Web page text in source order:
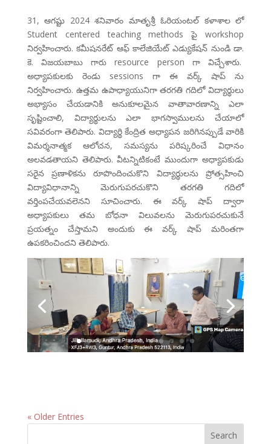
31, ఆగష్టు 2024 శనివారం మాతృశ్రీ ఓరియంటల్ కళాశాల లో
Student centered teaching methods పై workshop
నిర్వహించారు. కమీషనరేట్ ఆఫ్ కాలేజియేట్ ఎడ్యుకేషన్ నుండి డా.
కె. విజయబాబు గారు resource person గా విచ్చేశారు.
అధ్యాపకులకు రెండు sessions గా ఈ వర్క్ షాప్ ను
నిర్వహించారు. ఉత్తమ ఉపాధ్యాయునిగా తరగతి గదిలో విద్యార్థులు
అభ్యాసం చేయడానికి అనుకూలమైన వాతావారణాన్ని ఎలా
సృష్టించాలి, విద్యార్థులను ఎలా భాగస్వాములను చేయాలో
సవివరంగా తెలిపారు. విద్యార్థి కేంద్రిత అధ్యాపన జరిగినప్పుడే వారికి
విమర్శనాత్మక ఆలోచన, సమస్యను పరిష్కరించే విధానం
అలవడతాయని తెలిపారు. వీటన్నిటికంటే ముందుగా అధ్యాపకుడు
సరైన ప్రణాళికను రూపొందించుకొని విద్యార్థులను ప్రోత్సహించి
విద్యావిధానాన్ని మెరుగుపరచుకొని తరగతి గదిలో
వర్తింపచేయవలెనని సూచించారు. ఈ వర్క్ షాప్ ద్వారా
అధ్యాపకులు తమ బోధనా విలువలను మెరుగుపరచుకునే
ప్రయత్నం చేస్తామని అందుకు ఈ వర్క్ షాప్ మరింతగా
ఉపకరించిందని తెలిపారు.
« Older Entries
Search